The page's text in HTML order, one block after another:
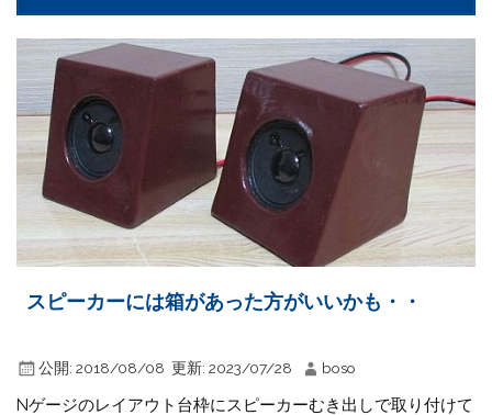
スピーカーには箱があった方がいいかも・・
公開: 2018/08/08 更新: 2023/07/28 boso
Nゲージのレイアウト台枠にスピーカーむき出しで取り付けて